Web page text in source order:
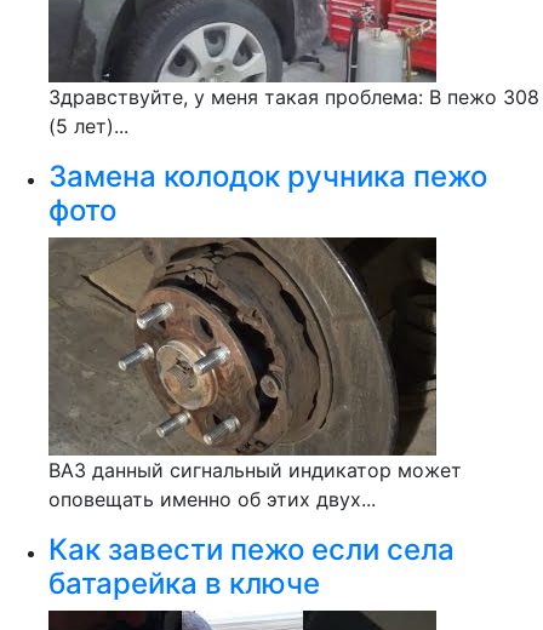
Здравствуйте, у меня такая проблема: В пежо 308
(5 лет)...
Замена колодок ручника пежо
фото
ВАЗ данный сигнальный индикатор может
оповещать именно об этих двух...
Как завести пежо если села
батарейка в ключе